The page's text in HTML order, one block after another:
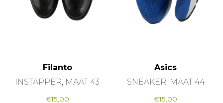
Filanto
INSTAPPER, MAAT 43
€15,00
Asics
SNEAKER, MAAT 44
€15,00